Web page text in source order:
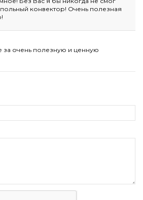
конвектор! Очень полезная
очень полезную и ценную